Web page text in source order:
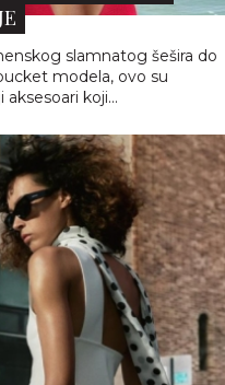
NA SNIŽENJU
SVAKI LETNJI
garderobe bez kojih je
dobro složen autfit, ali
gotovo uvek dolazi tek kada
modni detalji.